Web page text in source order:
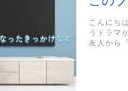
こんにち
うドラマ
友人から